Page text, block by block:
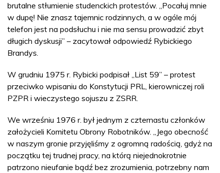
brutalne stłumienie studenckich protestów. „Pocałuj mnie
w dupę! Nie znasz tajemnic rodzinnych, a w ogóle mój
telefon jest na podsłuchu i nie ma sensu prowadzić zbyt
długich dyskusji” – zacytował odpowiedź Rybickiego
Brandys.
W grudniu 1975 r. Rybicki podpisał „List 59” – protest
przeciwko wpisaniu do Konstytucji PRL, kierowniczej roli
PZPR i wieczystego sojuszu z ZSRR.
We wrześniu 1976 r. był jednym z czternastu członków
założycieli Komitetu Obrony Robotników. „Jego obecność
w naszym gronie przyjęliśmy z ogromną radością, gdyż na
początku tej trudnej pracy, na którą niejednokrotnie
patrzono nieufanie bądź bez zrozumienia, potrzebny nam